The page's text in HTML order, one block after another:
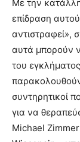
Mε την
επίδραση
αντιστραφεί»,
αυτά μπορούν
του
συντηρητικοί
για να
Michael